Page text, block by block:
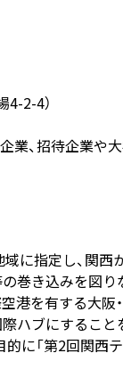
2-4）
業、招待企業や大
に指定し、関
き込みを図
を有する大
ハブにすること
に「第2回関西